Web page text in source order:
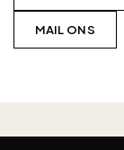
MAIL ONS